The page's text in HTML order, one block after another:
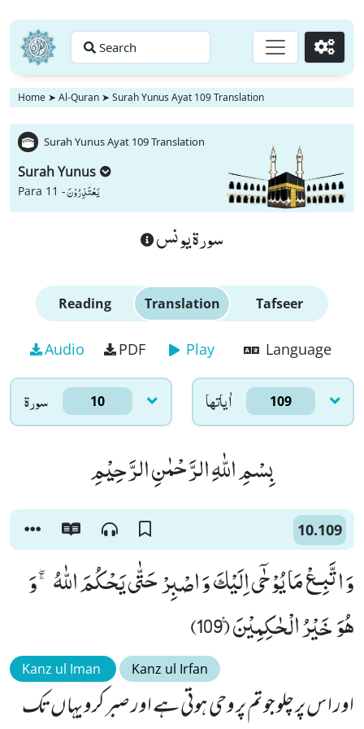
Search Go
Home ➤ Al-Quran ➤ Surah Yunus Ayat 109 Translation
Surah Yunus Ayat 109 Translation
Surah Yunus
Para 11 -یَعْتَذِرُوْنَ
سورة يونس
Reading Translation Tafseer
Audio PDF Play Language
سورۃ 10 اٰياتها 109
بِسْمِ اللّٰهِ الرَّحْمٰنِ الرَّحِیْمِ
10.109
وَ اتَّبِـعْ مَا یُوْحٰۤى اِلَیْكَ وَ اصْبِرْ حَتّٰى یَحْكُمَ اللّٰهُ ۚۖ-وَ
هُوَ خَیْرُ الْحٰكِمِیْنَ۠ (109)
Kanz ul Iman Kanz ul Irfan
اور اس پر چلو جو تم پر وحی ہوتی ہے اور صبر کرو یہاں تک